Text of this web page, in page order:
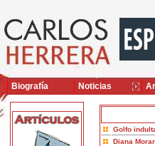
Golfo
Diana
Biografía Noticias